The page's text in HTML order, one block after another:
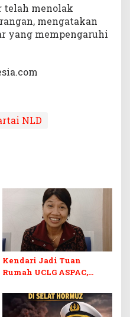
telah menolak
mengatakan
yang mempengaruhi
NLD
Kendari Jadi Tuan
Rumah UCLG ASPAC,
Pasifik Berkumpul